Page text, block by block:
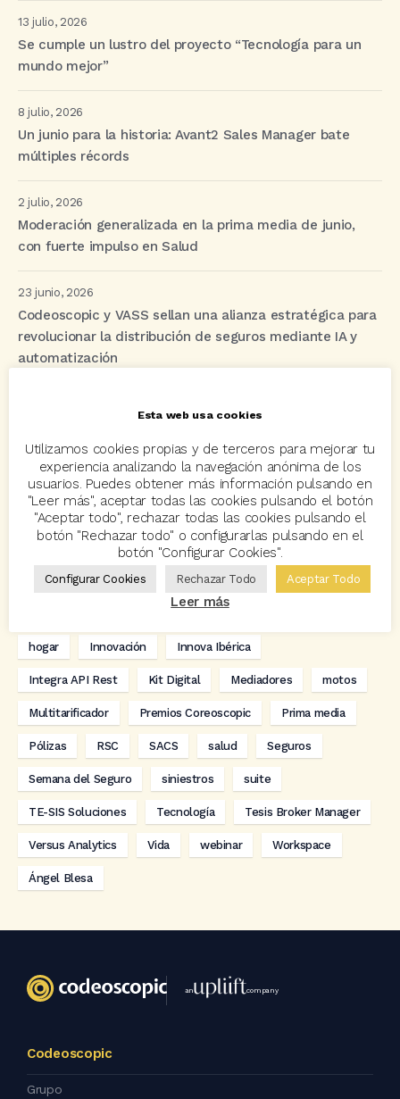
13 julio, 2026
Se cumple un lustro del proyecto “Tecnología para un
mundo mejor”
8 julio, 2026
Un junio para la historia: Avant2 Sales Manager bate
múltiples récords
2 julio, 2026
Moderación generalizada en la prima media de junio,
con fuerte impulso en Salud
23 junio, 2026
Codeoscopic y VASS sellan una alianza estratégica para
revolucionar la distribución de seguros mediante IA y
automatización
acuerdo Acuerdos Allianz asisa autos
Avant2 Avant2 Sales Manager ayudas Bcover
Codeoscopic Codeoscopic Academy
Codeoscopic Workspace Coverize Decesos
hogar Innovación Innova Ibérica
Integra API Rest Kit Digital Mediadores motos
Multitarificador Premios Coreoscopic Prima media
Pólizas RSC SACS salud Seguros
Semana del Seguro siniestros suite
TE-SIS Soluciones Tecnología Tesis Broker Manager
Versus Analytics Vida webinar Workspace
Ángel Blesa
an company
Codeoscopic
Grupo
Esta web usa cookies
Utilizamos cookies propias y de terceros para mejorar tu
experiencia analizando la navegación anónima de los
usuarios. Puedes obtener más información pulsando en
"Leer más", aceptar todas las cookies pulsando el botón
"Aceptar todo", rechazar todas las cookies pulsando el
botón "Rechazar todo" o configurarlas pulsando en el
botón "Configurar Cookies".
Configurar Cookies Rechazar Todo Aceptar Todo
Leer más